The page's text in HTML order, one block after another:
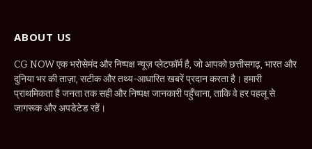
ABOUT US
CG NOW एक भरोसेमंद और निष्पक्ष न्यूज़ प्लेटफॉर्म है, जो आपको छत्तीसगढ़, भारत और
दुनिया भर की ताज़ा, सटीक और तथ्य-आधारित खबरें प्रदान करता है। हमारी
प्राथमिकता है जनता तक सही और निष्पक्ष जानकारी पहुँचाना, ताकि वे हर पहलू से
जागरूक और अपडेटेड रहें।